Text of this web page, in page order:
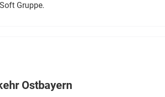
Gruppe.
Ostbayern